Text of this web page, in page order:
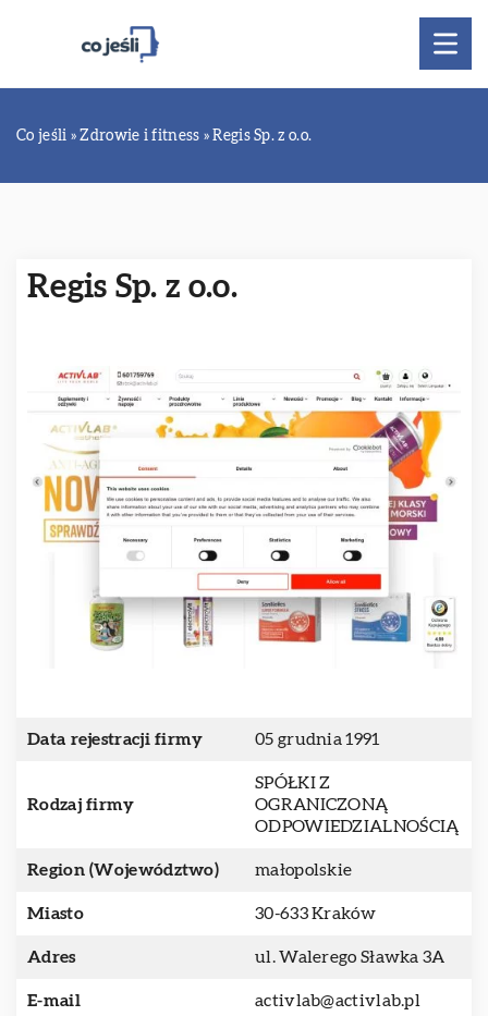
Co jeśli »Zdrowie i fitness »Regis Sp. z o.o.
Regis Sp. z o.o.
Data rejestracji firmy 05 grudnia 1991
Rodzaj firmy
SPÓŁKI Z
OGRANICZONĄ
ODPOWIEDZIALNOŚCIĄ
Region (Województwo) małopolskie
Miasto 30-633 Kraków
Adres ul. Walerego Sławka 3A
E-mail activlab@activlab.pl